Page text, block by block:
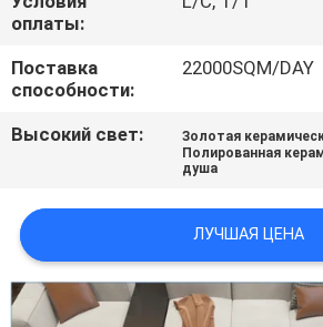
ЗАПРОСИТЕ
ЦИТАТУ
КАРТА
ПОЛИТИКА
оплаты:
Поставка
способности:
22000SQM/DAY
Высокий свет: Золотая
Полированная
душа
ЛУЧШАЯ ЦЕНА